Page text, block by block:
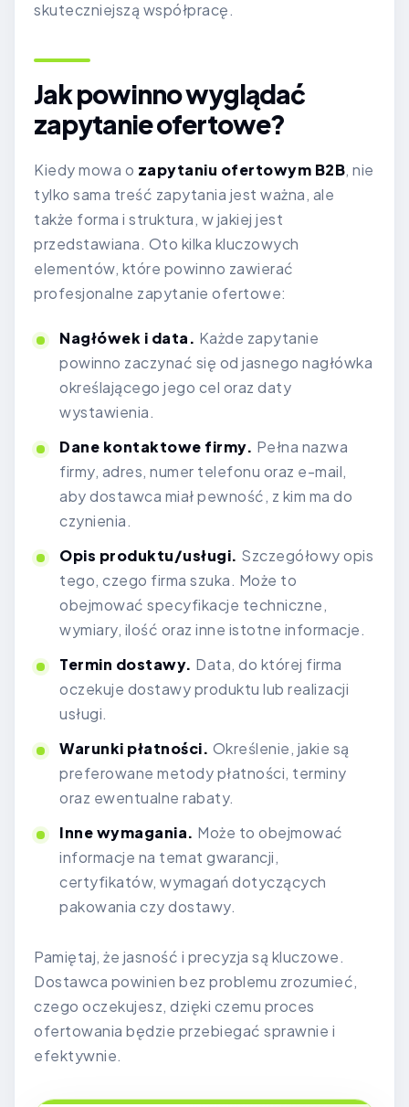
skuteczniejszą współpracę.
Jak powinno wyglądać
zapytanie ofertowe?
Kiedy mowa o zapytaniu ofertowym B2B, nie
tylko sama treść zapytania jest ważna, ale
także forma i struktura, w jakiej jest
przedstawiana. Oto kilka kluczowych
elementów, które powinno zawierać
profesjonalne zapytanie ofertowe:
Nagłówek i data. Każde zapytanie
powinno zaczynać się od jasnego nagłówka
określającego jego cel oraz daty
wystawienia.
Dane kontaktowe firmy. Pełna nazwa
firmy, adres, numer telefonu oraz e-mail,
aby dostawca miał pewność, z kim ma do
czynienia.
Opis produktu/usługi. Szczegółowy opis
tego, czego firma szuka. Może to
obejmować specyfikacje techniczne,
wymiary, ilość oraz inne istotne informacje.
Termin dostawy. Data, do której firma
oczekuje dostawy produktu lub realizacji
usługi.
Warunki płatności. Określenie, jakie są
preferowane metody płatności, terminy
oraz ewentualne rabaty.
Inne wymagania. Może to obejmować
informacje na temat gwarancji,
certyfikatów, wymagań dotyczących
pakowania czy dostawy.
Pamiętaj, że jasność i precyzja są kluczowe.
Dostawca powinien bez problemu zrozumieć,
czego oczekujesz, dzięki czemu proces
ofertowania będzie przebiegać sprawnie i
efektywnie.